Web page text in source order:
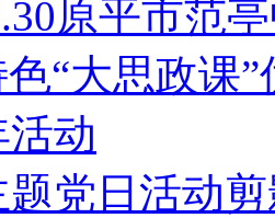
原平市范
“大思政课
活动
题党日活动